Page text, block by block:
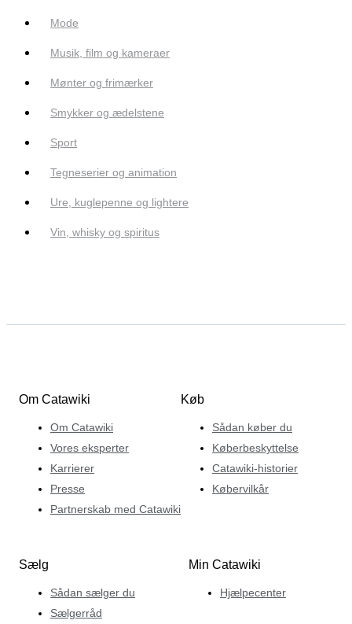
Mode
Musik, film og kameraer
Mønter og frimærker
Smykker og ædelstene
Sport
Tegneserier og animation
Ure, kuglepenne og lightere
Vin, whisky og spiritus
Om Catawiki
Om Catawiki
Vores eksperter
Karrierer
Presse
Partnerskab med Catawiki
Køb
Sådan køber du
Køberbeskyttelse
Catawiki-historier
Købervilkår
Sælg
Sådan sælger du
Sælgerråd
Min Catawiki
Hjælpecenter